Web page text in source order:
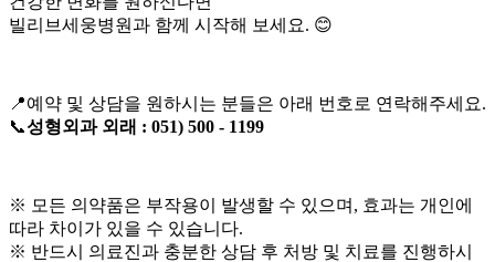
빌리브세웅병원과 함께 시작해 보세요. 😊
📍예약 및 상담을 원하시는 분들은 아래 번호로 연락해주세요.
📞성형외과 외래 : 051) 500 - 1199
※ 모든 의약품은 부작용이 발생할 수 있으며, 효과는 개인에
따라 차이가 있을 수 있습니다.
※ 반드시 의료진과 충분한 상담 후 처방 및 치료를 진행하시